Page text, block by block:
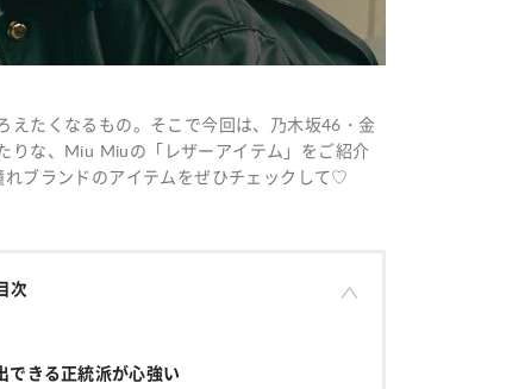
えたくなるもの。そこで今回は、乃木坂46・金
りな、Miu Miuの「レザーアイテム」をご紹介
ブランドのアイテムをぜひチェックして♡
次
できる正統派が心強い